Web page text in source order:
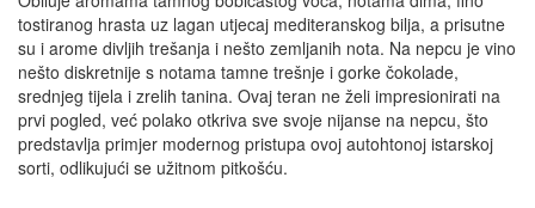
tostiranog hrasta uz lagan utjecaj mediteranskog bilja, a prisutne
su i arome divljih trešanja i nešto zemljanih nota. Na nepcu je vino
nešto diskretnije s notama tamne trešnje i gorke čokolade,
srednjeg tijela i zrelih tanina. Ovaj teran ne želi impresionirati na
prvi pogled, već polako otkriva sve svoje nijanse na nepcu, što
predstavlja primjer modernog pristupa ovoj autohtonoj istarskoj
sorti, odlikujući se užitnom pitkošću.